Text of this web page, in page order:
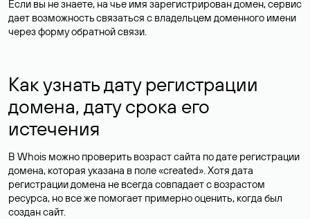
Если вы не знаете, на чье имя зарегистрирован домен, сервис
дает возможность связаться с владельцем доменного имени
через форму обратной связи.
Как узнать дату регистрации
домена, дату срока его
истечения
В Whois можно проверить возраст сайта по дате регистрации
домена, которая указана в поле «created». Хотя дата
регистрации домена не всегда совпадает с возрастом
ресурса, но все же помогает примерно оценить, когда был
создан сайт.